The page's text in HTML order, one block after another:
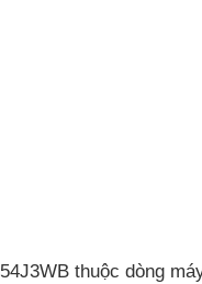
thuộc dòng